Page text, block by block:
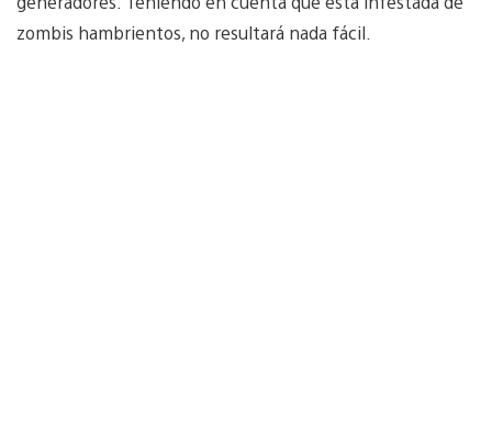
zombis hambrientos, no resultará nada fácil.